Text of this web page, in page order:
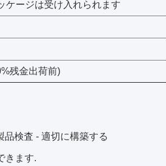
ケージは受け入れられます
残金出荷前)
品検査 - 適切に構築する
きます.